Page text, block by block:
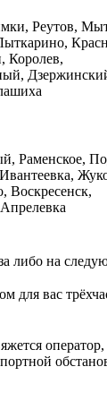
Реутов,
Королев,
Раменское,
Воскресенск,
либо на
для вас